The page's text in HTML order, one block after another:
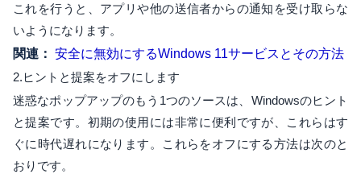
これを行うと、アプリや他の送信者からの通知を受け取らな
いようになります。
関連： 安全に無効にするWindows 11サービスとその方法
2.ヒントと提案をオフにします
迷惑なポップアップのもう1つのソースは、Windowsのヒント
と提案です。初期の使用には非常に便利ですが、これらはす
ぐに時代遅れになります。これらをオフにする方法は次のと
おりです。